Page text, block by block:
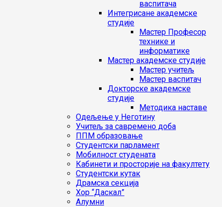
васпитача
Интегрисане академске
студије
Мастер Професор
технике и
информатике
Мастер академске студије
Мастер учитељ
Мастер васпитач
Докторске академске
студије
Методика наставе
Одељење у Неготину
Учитељ за савремено доба
ППМ образовање
Студентски парламент
Мобилност студената
Кабинети и просторије на факултету
Студентски кутак
Драмска секција
Хор “Даскал”
Алумни